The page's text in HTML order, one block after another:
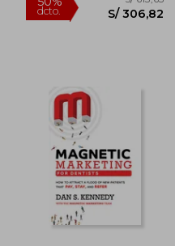
55%
dcto. S/ 189,06